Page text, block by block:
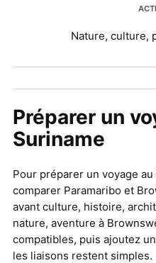
Nature, culture,
Préparer un
Suriname
Pour préparer un voyage
comparer Paramaribo et
avant culture, histoire,
nature, aventure à
compatibles, puis ajoutez
les liaisons restent simples.